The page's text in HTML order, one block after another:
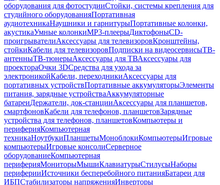
оборудования для фотостудииСтойки, системы крепления для
студийного оборудованияПортативная
аудиотехникаНаушники и гарнитурыПортативные колонки,
акустикаУмные колонкиMP3-плеерыДиктофоныCD-
проигрывателиАксессуары для телевизоровКронштейны,
стойкиКабели для телевизоровПодписки на видеосервисыТВ-
антенныТВ-тюнерыАксессуары для ТВАксессуары для
проектораОчки 3DСредства для ухода за
электроникойКабели, переходникиАксессуары для
портативных устройствПортативные аккумуляторыЭлементы
питания, зарядные устройстваАккумуляторные
батареиДержатели, док-станцииАксессуары для планшетов,
смартфоновКабели для телефонов, планшетовЗарядные
устройства для телефонов, планшетовКомпьютеры и
периферияКомпьютерная
техникаНоутбукиПланшетыМоноблокиКомпьютерыИгровые
компьютерыИгровые консолиСерверное
оборудованиеКомпьютерная
периферияМониторыМышиКлавиатурыСтилусыНаборы
периферииИсточники бесперебойного питанияБатареи для
ИБПСтабилизаторы напряженияИнверторы